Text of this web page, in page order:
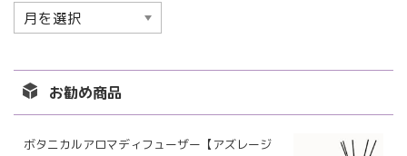
ア
ー
イ
ブ
お勧め商品
ボタニカルアロマディフューザー【アズレージ